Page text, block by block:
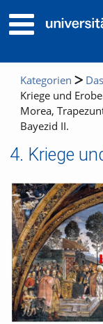
Kategorien
Kriege und
Morea,
Bayezid II.